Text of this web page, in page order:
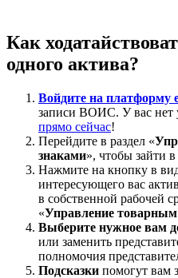
Как
одного актива?
Войдите на платформу
записи ВОИС. У вас нет
прямо сейчас!
Перейдите в раздел «
знаками», чтобы зайти
Нажмите на кнопку в
интересующего вас
в собственной рабочей
«Управление
Выберите нужное вам
или заменить
полномочия
Подсказки помогут вам